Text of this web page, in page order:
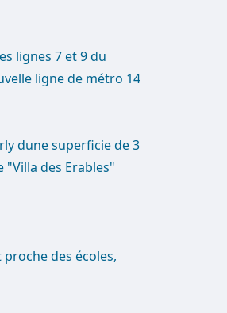
lignes 7 et 9 du
ligne de métro 14
dune superficie de 3
"Villa des Erables"
proche des écoles,